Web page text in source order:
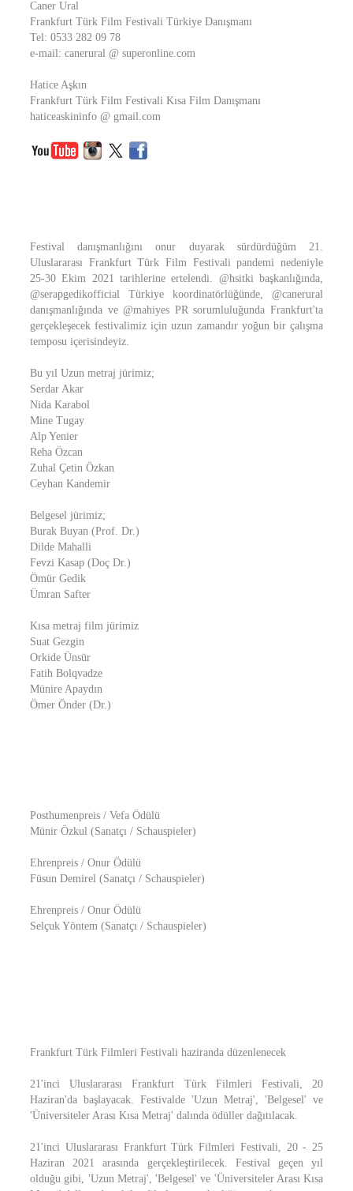
Caner Ural
Frankfurt Türk Film Festivali Türkiye Danışmanı
Tel: 0533 282 09 78
e-mail: canerural @ superonline.com
Hatice Aşkın
Frankfurt Türk Film Festivali Kısa Film Danışmanı
haticeaskininfo @ gmail.com
Festival danışmanlığını onur duyarak sürdürdüğüm 21.
Uluslararası Frankfurt Türk Film Festivali pandemi nedeniyle
25-30 Ekim 2021 tarihlerine ertelendi. @hsitki başkanlığında,
@serapgedikofficial Türkiye koordinatörlüğünde, @canerural
danışmanlığında ve @mahiyes PR sorumluluğunda Frankfurt'ta
gerçekleşecek festivalimiz için uzun zamandır yoğun bir çalışma
temposu içerisindeyiz.
Bu yıl Uzun metraj jürimiz;
Serdar Akar
Nida Karabol
Mine Tugay
Alp Yenier
Reha Özcan
Zuhal Çetin Özkan
Ceyhan Kandemir
Belgesel jürimiz;
Burak Buyan (Prof. Dr.)
Dilde Mahalli
Fevzi Kasap (Doç Dr.)
Ömür Gedik
Ümran Safter
Kısa metraj film jürimiz
Suat Gezgin
Orkide Ünsür
Fatih Bolqvadze
Münire Apaydın
Ömer Önder (Dr.)
Posthumenpreis / Vefa Ödülü
Münir Özkul (Sanatçı / Schauspieler)
Ehrenpreis / Onur Ödülü
Füsun Demirel (Sanatçı / Schauspieler)
Ehrenpreis / Onur Ödülü
Selçuk Yöntem (Sanatçı / Schauspieler)
Frankfurt Türk Filmleri Festivali haziranda düzenlenecek
21'inci Uluslararası Frankfurt Türk Filmleri Festivali, 20
Haziran'da başlayacak. Festivalde 'Uzun Metraj', 'Belgesel' ve
'Üniversiteler Arası Kısa Metraj' dalında ödüller dağıtılacak.
21'inci Uluslararası Frankfurt Türk Filmleri Festivali, 20 - 25
Haziran 2021 arasında gerçekleştirilecek. Festival geçen yıl
olduğu gibi, 'Uzun Metraj', 'Belgesel' ve 'Üniversiteler Arası Kısa